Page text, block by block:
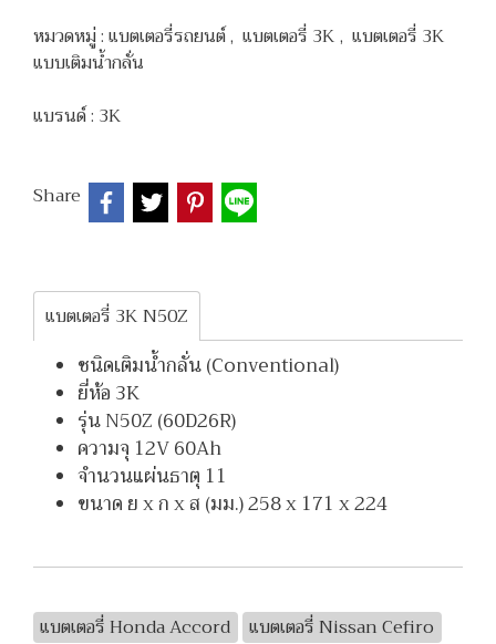
หมวดหมู่ :แบตเตอรี่รถยนต์, แบตเตอรี่ 3K, แบตเตอรี่ 3K
แบบเติมน้ำกลั่น
แบรนด์ : 3K
Share
แบตเตอรี่ 3K N50Z
ชนิดเติมน้ำกลั่น (Conventional)
ยี่ห้อ 3K
รุ่น N50Z (60D26R)
ความจุ 12V 60Ah
จำนวนแผ่นธาตุ 11
ขนาด ย x ก x ส (มม.) 258 x 171 x 224
แบตเตอรี่ Honda Accord
แบตเตอรี่ Nissan Cefiro